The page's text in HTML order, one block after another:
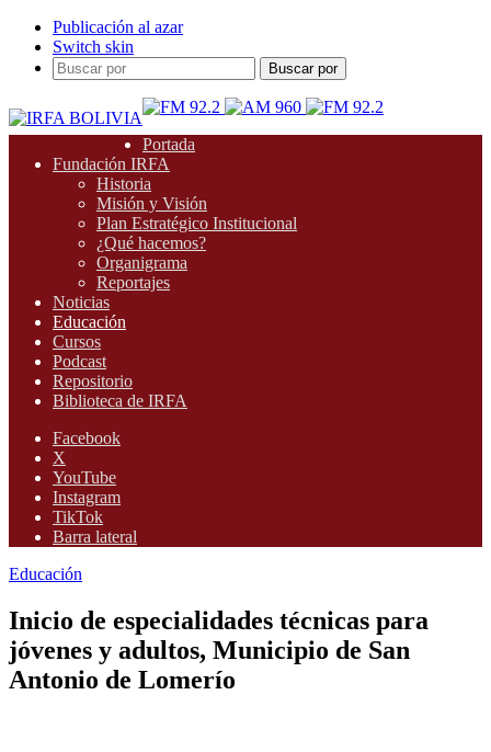
Publicación al azar
Switch skin
Buscar por
Portada
Fundación IRFA
Historia
Misión y Visión
Plan Estratégico Institucional
¿Qué hacemos?
Organigrama
Reportajes
Noticias
Educación
Cursos
Podcast
Repositorio
Biblioteca de IRFA
Facebook
X
YouTube
Instagram
TikTok
Barra lateral
Educación
Inicio de especialidades técnicas para
jóvenes y adultos, Municipio de San
Antonio de Lomerío